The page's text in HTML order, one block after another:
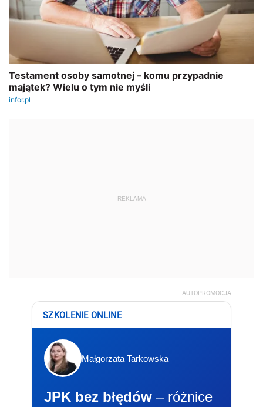
REKLAMA
AUTOPROMOCJA
SZKOLENIE ONLINE
Małgorzata Tarkowska
JPK bez błędów – różnice